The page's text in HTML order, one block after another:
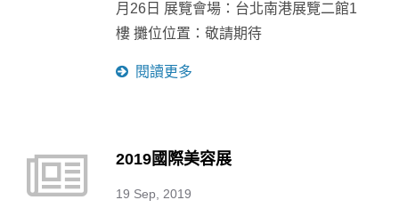
月26日 展覽會場：台北南港展覽二館1
樓 攤位位置：敬請期待
閱讀更多
2019國際美容展
19 Sep, 2019